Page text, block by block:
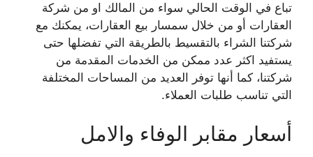
تباع في الوقت الحالي سواء من المالك او من شركة
العقارات أو من خلال سمسار بيع العقارات، يمكنك مع
شركتنا الشراء بالتقسيط بالطريقة التي تفضلها حتى
يستفيد اكثر عدد ممكن من الخدمات المقدمة من
شركتنا، كما أنها توفر العديد من المساحات المختلفة
التي تناسب طلبات العملاء.
أسعار مقابر الوفاء والامل